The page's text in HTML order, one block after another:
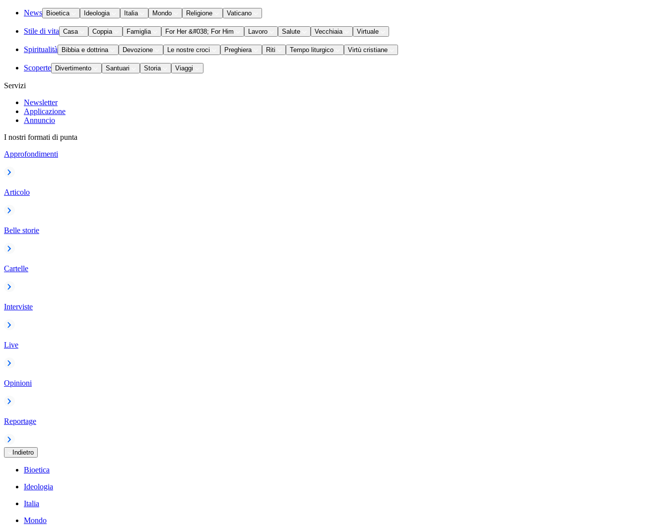
News Bioetica Ideologia Italia Mondo Religione Vaticano
Stile di vita Casa Coppia Famiglia For Her &#038; For Him Lavoro Salute Vecchiaia Virtuale
Spiritualità Bibbia e dottrina Devozione Le nostre croci Preghiera Riti Tempo liturgico Virtù cristiane
Scoperte Divertimento Santuari Storia Viaggi
Servizi
Newsletter
Applicazione
Annuncio
I nostri formati di punta
Approfondimenti
Articolo
Belle storie
Cartelle
Interviste
Live
Opinioni
Reportage
Indietro
Bioetica
Ideologia
Italia
Mondo